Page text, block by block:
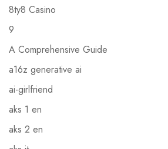
8ty8 Casino
9
A Comprehensive Guide
a16z generative ai
ai-girlfriend
aks 1 en
aks 2 en